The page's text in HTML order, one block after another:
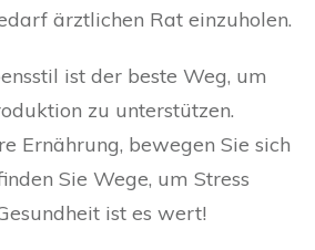
ärztlichen Rat einzuholen.
ist der beste Weg, um
zu unterstützen.
Ernährung, bewegen Sie sich
Sie Wege, um Stress
ist es wert!